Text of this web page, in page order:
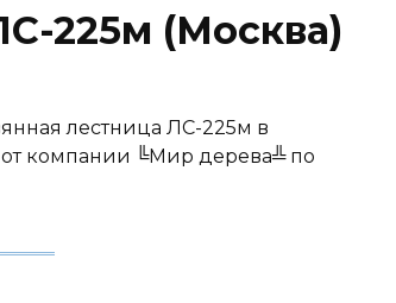
225м (Москва)
лестница ЛС-225м в
компании ╚Мир дерева╩ по